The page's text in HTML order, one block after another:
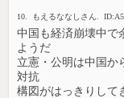
10. もえるななしさん.
中国も経済崩壊中で
ようだ
立憲・公明は中国か
対抗
構図がはっきりして